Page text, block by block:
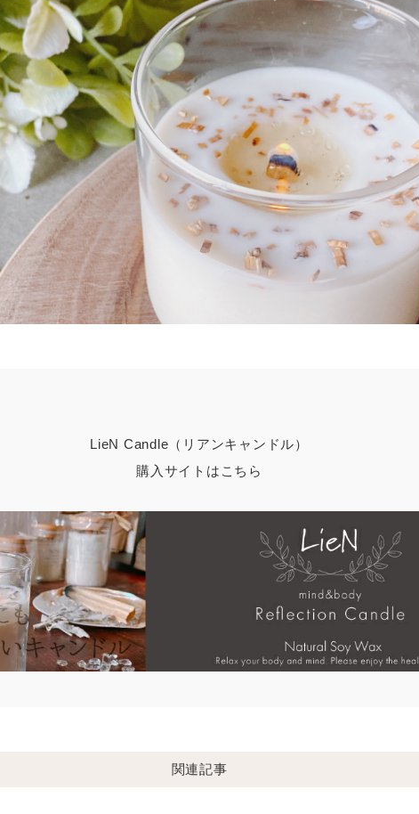
LieN Candle（リアンキャンドル）
購入サイトはこちら
関連記事